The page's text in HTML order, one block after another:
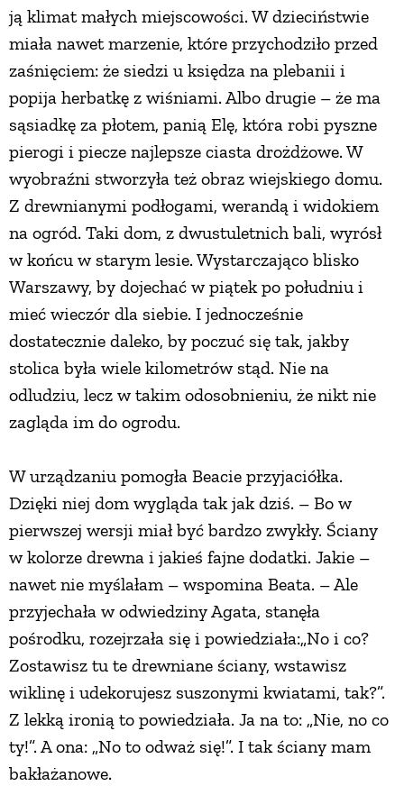
ją klimat małych miejscowości. W dzieciństwie
miała nawet marzenie, które przychodziło przed
zaśnięciem: że siedzi u księdza na plebanii i
popija herbatkę z wiśniami. Albo drugie – że ma
sąsiadkę za płotem, panią Elę, która robi pyszne
pierogi i piecze najlepsze ciasta drożdżowe. W
wyobraźni stworzyła też obraz wiejskiego domu.
Z drewnianymi podłogami, werandą i widokiem
na ogród. Taki dom, z dwustuletnich bali, wyrósł
w końcu w starym lesie. Wystarczająco blisko
Warszawy, by dojechać w piątek po południu i
mieć wieczór dla siebie. I jednocześnie
dostatecznie daleko, by poczuć się tak, jakby
stolica była wiele kilometrów stąd. Nie na
odludziu, lecz w takim odosobnieniu, że nikt nie
zagląda im do ogrodu.
W urządzaniu pomogła Beacie przyjaciółka.
Dzięki niej dom wygląda tak jak dziś. – Bo w
pierwszej wersji miał być bardzo zwykły. Ściany
w kolorze drewna i jakieś fajne dodatki. Jakie –
nawet nie myślałam – wspomina Beata. – Ale
przyjechała w odwiedziny Agata, stanęła
pośrodku, rozejrzała się i powiedziała:„No i co?
Zostawisz tu te drewniane ściany, wstawisz
wiklinę i udekorujesz suszonymi kwiatami, tak?”.
Z lekką ironią to powiedziała. Ja na to: „Nie, no co
ty!”. A ona: „No to odważ się!”. I tak ściany mam
bakłażanowe.